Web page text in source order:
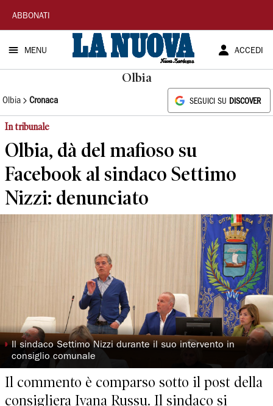
La
Nuova
Sardegna
ABBONATI
MENU ACCEDI
Olbia
Olbia Cronaca SEGUICI SU DISCOVER
In tribunale
Olbia, dà del mafioso su
Facebook al sindaco Settimo
Nizzi: denunciato
◗Il sindaco Settimo Nizzi durante il suo intervento in
consiglio comunale
Il commento è comparso sotto il post della
consigliera Ivana Russu. Il sindaco si